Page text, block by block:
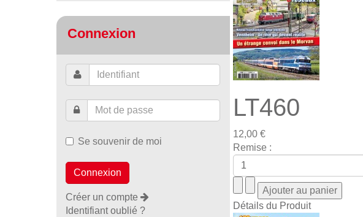
LT460
12,00 €
Remise :
Détails du Produit
Connexion
Se souvenir de moi
Créer un compte
Identifiant oublié ?